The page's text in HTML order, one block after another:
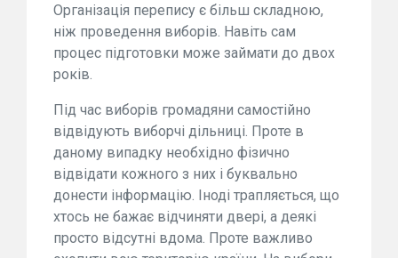
Організація перепису є більш складною,
ніж проведення виборів. Навіть сам
процес підготовки може займати до двох
років.
Під час виборів громадяни самостійно
відвідують виборчі дільниці. Проте в
даному випадку необхідно фізично
відвідати кожного з них і буквально
донести інформацію. Іноді трапляється, що
хтось не бажає відчиняти двері, а деякі
просто відсутні вдома. Проте важливо